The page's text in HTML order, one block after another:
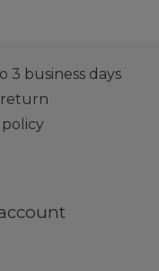
3 business days
return